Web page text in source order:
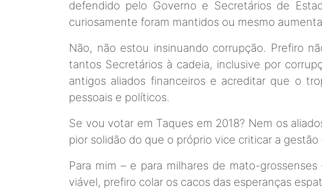
defendido pelo Governo e Secretários de
curiosamente foram mantidos ou mesmo
Não, não estou insinuando corrupção. Prefiro
tantos Secretários à cadeia, inclusive por
antigos aliados financeiros e acreditar que o
pessoais e políticos.
Se vou votar em Taques em 2018? Nem os
pior solidão do que o próprio vice criticar a
Para mim – e para milhares de mato-
viável, prefiro colar os cacos das esperanças